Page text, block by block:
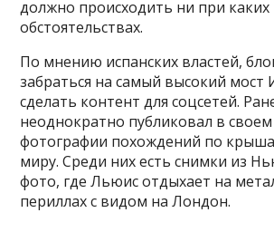
должно происходить ни при каких
обстоятельствах.
По мнению испанских властей,
забраться на самый высокий мост
сделать контент для соцсетей.
неоднократно публиковал в
фотографии похождений по
миру. Среди них есть снимки из
фото, где Льюис отдыхает на
периллах с видом на Лондон.